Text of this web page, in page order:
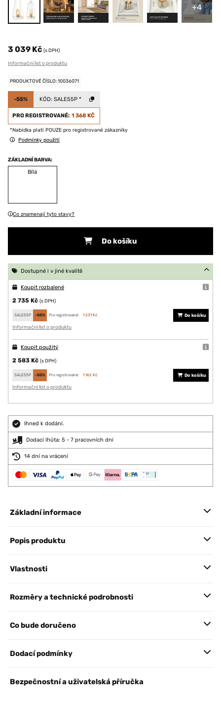
+4
3 039 Kč (s DPH)
Informační list o produktu
PRODUKTOVÉ ČÍSLO: 10036071
-55% KÓD: SALE55P*
PRO REGISTROVANÉ: 1 368 KČ
*Nabídka platí POUZE pro registrované zákazníky
Podmínky použití
ZÁKLADNÍ BARVA:
Bílá
Co znamenají tyto stavy?
Do košíku
Dostupné i v jiné kvalitě
Koupit rozbalené
2 735 Kč (s DPH)
SALE55P -55% Pro registrované: 1 231 Kč
Informační list o produktu
Do košíku
Koupit použitý
2 583 Kč (s DPH)
SALE55P -55% Pro registrované: 1 162 Kč
Informační list o produktu
Do košíku
Ihned k dodání.
Dodací lhůta: 5 - 7 pracovních dní
14 dní na vrácení
Základní informace
Popis produktu
Vlastnosti
Rozměry a technické podrobnosti
Co bude doručeno
Dodací podmínky
Bezpečnostní a uživatelská příručka